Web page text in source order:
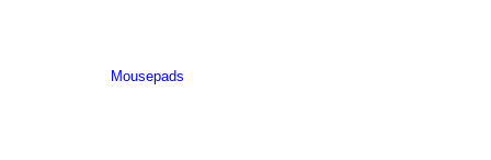
Mousepads